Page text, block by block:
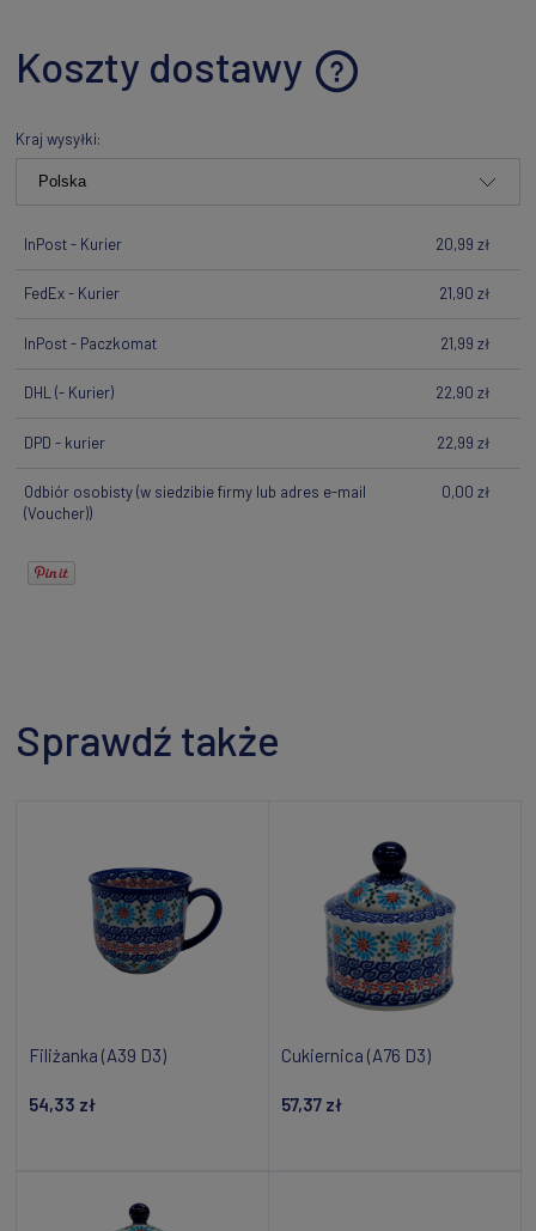
Koszty dostawy
Cena nie zawiera ewentualnych kosztów płatności
Kraj wysyłki:
InPost - Kurier 20,99 zł
FedEx - Kurier 21,90 zł
InPost - Paczkomat 21,99 zł
DHL(- Kurier) 22,90 zł
DPD - kurier 22,99 zł
Odbiór osobisty(w siedzibie firmy lub adres e-mail
(Voucher))
0,00 zł
Sprawdź także
Filiżanka (A39 D3)
54,33 zł
Cukiernica (A76 D3)
57,37 zł